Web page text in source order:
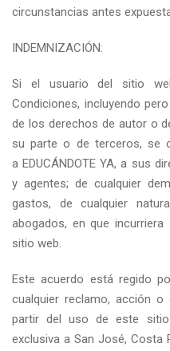
circunstancias antes
INDEMNIZACIÓN:
Si el usuario del sitio
Condiciones, incluyendo
de los derechos de autor o
su parte o de terceros, se
a EDUCÁNDOTE YA, a sus
y agentes; de cualquier
gastos, de cualquier
abogados, en que
sitio web.
Este acuerdo está regido
cualquier reclamo, acción o
partir del uso de este
exclusiva a San José, Costa